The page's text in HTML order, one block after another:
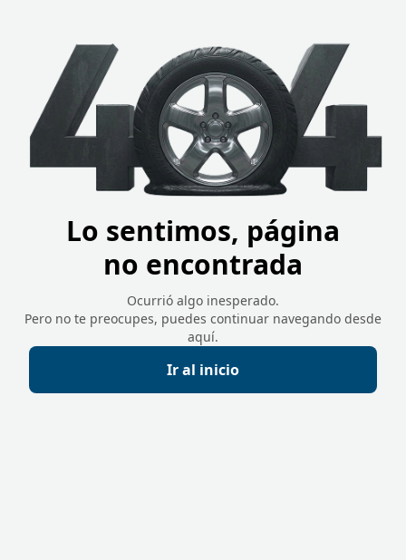
Lo sentimos, página
no encontrada
Ocurrió algo inesperado.
Pero no te preocupes, puedes continuar navegando desde
aquí.
Ir al inicio